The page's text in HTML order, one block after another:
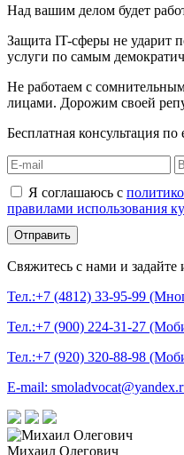
Над вашим делом будет
Защита IT-сферы не ударит
услуги по самым
Не работаем с
лицами. Дорожим своей
Бесплатная консультация по
Я соглашаюсь с
правилами использования
Свяжитесь с нами и
Тел.:+7 (4812) 33-95-99
Тел.:+7 (900) 224-31-27
Тел.:+7 (920) 320-88-98
E-mail:
Михаил Олегович